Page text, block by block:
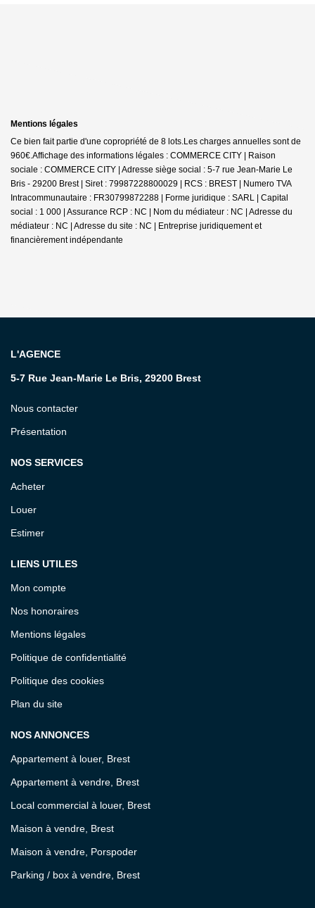
Mentions légales
Ce bien fait partie d'une copropriété de 8 lots.Les charges annuelles sont de
960€. Affichage des informations légales : COMMERCE CITY | Raison
sociale : COMMERCE CITY | Adresse siège social : 5-7 rue Jean-Marie Le
Bris - 29200 Brest | Siret : 79987228800029 | RCS : BREST | Numero TVA
Intracommunautaire : FR30799872288 | Forme juridique : SARL | Capital
social : 1 000 | Assurance RCP : NC | Nom du médiateur : NC | Adresse du
médiateur : NC | Adresse du site : NC | Entreprise juridiquement et
financièrement indépendante
L'AGENCE
5-7 Rue Jean-Marie Le Bris, 29200 Brest
Nous contacter
Présentation
NOS SERVICES
Acheter
Louer
Estimer
LIENS UTILES
Mon compte
Nos honoraires
Mentions légales
Politique de confidentialité
Politique des cookies
Plan du site
NOS ANNONCES
Appartement à louer, Brest
Appartement à vendre, Brest
Local commercial à louer, Brest
Maison à vendre, Brest
Maison à vendre, Porspoder
Parking / box à vendre, Brest